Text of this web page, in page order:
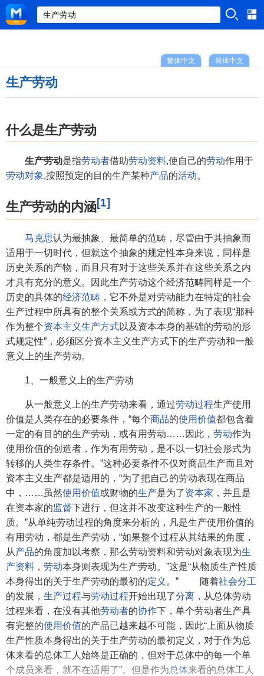
简体中文
繁体中文
生产劳动
什么是生产劳动
生产劳动是指劳动者借助劳动资料,使自己的劳动作用于
劳动对象,按照预定的目的生产某种产品的活动。
生产劳动的内涵[1]
马克思认为最抽象、最简单的范畴，尽管由于其抽象而
适用于一切时代，但就这个抽象的规定性本身来说，同样是
历史关系的产物，而且只有对于这些关系并在这些关系之内
才具有充分的意义。因此生产劳动这个经济范畴同样是一个
历史的具体的经济范畴 ，它不外是对劳动能力在特定的社会
生产过程中所具有的整个关系或方式的简称，为了表现“那种
作为整个资本主义生产方式以及资本本身的基础的劳动的形
式规定性”，必须区分资本主义生产方式下的生产劳动和一般
意义上的生产劳动。
1、一般意义上的生产劳动
从一般意义上的生产劳动来看，通过劳动过程生产使用
价值是人类存在的必要条件，“每个商品的使用价值都包含着
一定的有目的的生产劳动，或有用劳动……因此， 劳动作为
使用价值的创造者，作为有用劳动，是不以一切社会形式为
转移的人类生存条件。”这种必要条件不仅对商品生产而且对
资本主义生产都是适用的，“为了把自己的劳动表现在商品
中，……虽然使用价值或财物的生产是为了资本家 ，并且是
在资本家的监督下进行，但这并不改变这种生产的一般性
质。”从单纯劳动过程的角度来分析的，凡是生产使用价值的
有用劳动，都是生产劳动，“如果整个过程从其结果的角度，
从产品的角度加以考察，那么劳动资料和劳动对象表现为生
产资料 ， 劳动本身则表现为生产劳动。”这是“从物质生产性质
本身得出的关于生产劳动的最初的定义 。” 随着社会分工
的发展， 生产过程与劳动过程开始出现了分离 ，从总体劳动
过程来看，在没有其他劳动者的协作下，单个劳动者生产具
有完整的使用价值的产品已越来越不可能，因此“上面从物质
生产性质本身得出的关于生产劳动的最初定义，对于作为总
体来看的总体工人始终是正确的，但对于总体中的每一个单
个成员来看，就不在适用了”。但是作为总体来看的总体工人